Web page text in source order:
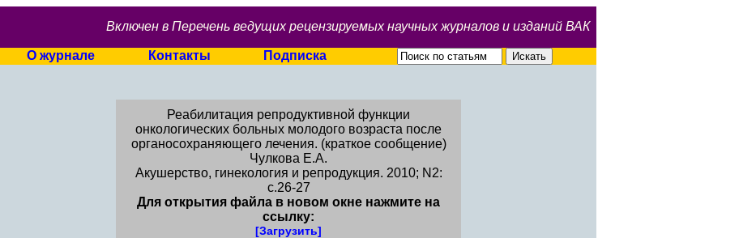
Включен в Перечень ведущих рецензируемых научных журналов и изданий ВАК
О журнале Контакты Подписка
Реабилитация репродуктивной функции
онкологических больных молодого возраста после
органосохраняющего лечения. (краткое сообщение)
Чулкова Е.А.
Акушерство, гинекология и репродукция. 2010; N2:
c.26-27
Для открытия файла в новом окне нажмите на
ссылку:
[Загрузить]